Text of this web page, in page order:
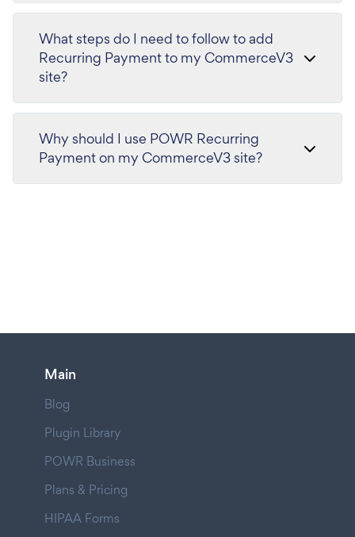
What steps do I need to follow to add
Recurring Payment to my CommerceV3
site?
Why should I use POWR Recurring
Payment on my CommerceV3 site?
Main
Blog
Plugin Library
POWR Business
Plans & Pricing
HIPAA Forms